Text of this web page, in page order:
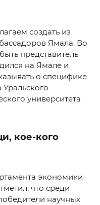
создать из
Ямала. Во
представитель
на Ямале и
о специфике
Уральского
университета
кое-кого
экономики
что среди
научных